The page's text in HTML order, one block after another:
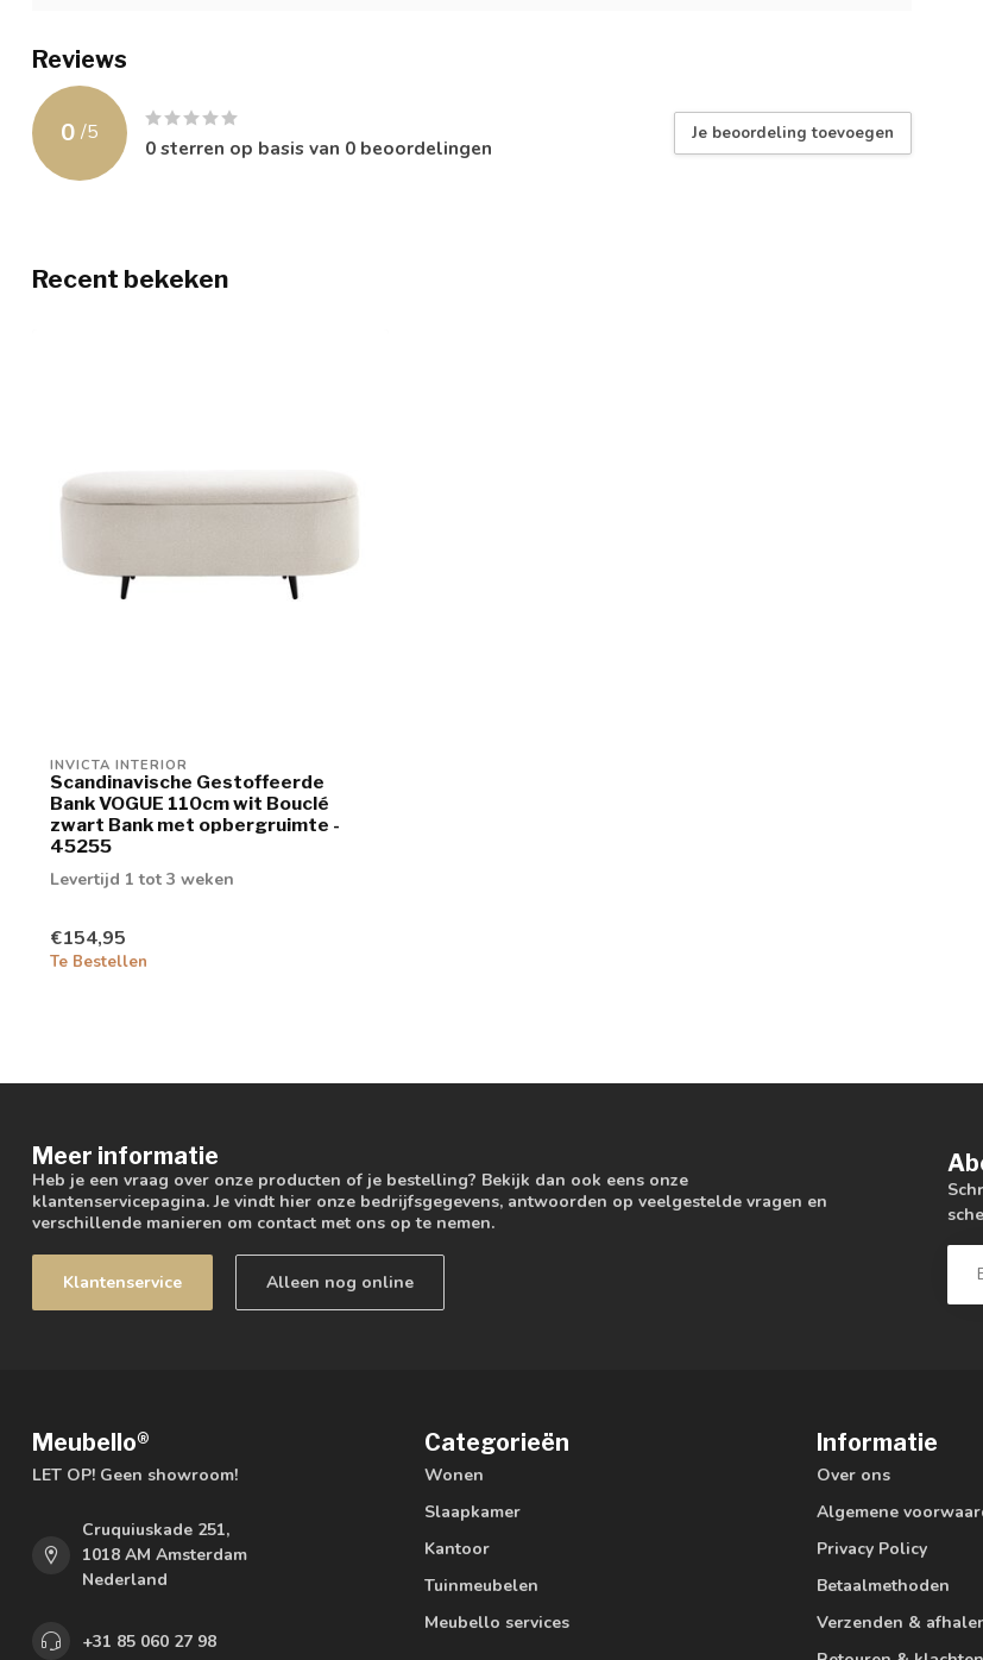
Reviews
0 /5
0sterren op basis van 0 beoordelingen
Je beoordeling toevoegen
Recent bekeken
INVICTA INTERIOR
Scandinavische Gestoffeerde
Bank VOGUE 110cm wit Bouclé
zwart Bank met opbergruimte -
45255
Levertijd 1 tot 3 weken
€154,95
Te Bestellen
Meer informatie
Heb je een vraag over onze producten of je bestelling? Bekijk dan ook eens onze
klantenservicepagina. Je vindt hier onze bedrijfsgegevens, antwoorden op veelgestelde vragen en
verschillende manieren om contact met ons op te nemen.
Klantenservice Alleen nog online
Meubello®
LET OP! Geen showroom!
Cruquiuskade 251,
1018 AM Amsterdam
Nederland
+31 85 060 27 98
Categorieën
Wonen
Slaapkamer
Kantoor
Tuinmeubelen
Meubello services
Informatie
Over ons
Algemene
Privacy Policy
Betaalmethoden
Verzenden &